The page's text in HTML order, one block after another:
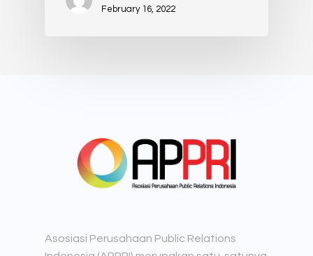
February 16, 2022
Asosiasi Perusahaan Public Relations